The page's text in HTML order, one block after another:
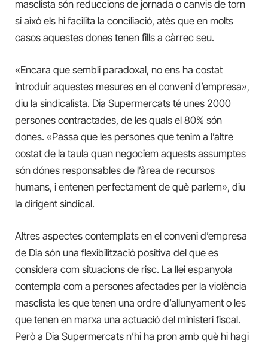
masclista són reduccions de jornada o canvis de torn
si això els hi facilita la conciliació, atès que en molts
casos aquestes dones tenen fills a càrrec seu.
«Encara que sembli paradoxal, no ens ha costat
introduir aquestes mesures en el conveni d’empresa»,
diu la sindicalista. Dia Supermercats té unes 2000
persones contractades, de les quals el 80% són
dones. «Passa que les persones que tenim a l’altre
costat de la taula quan negociem aquests assumptes
són dónes responsables de l’àrea de recursos
humans, i entenen perfectament de què parlem», diu
la dirigent sindical.
Altres aspectes contemplats en el conveni d’empresa
de Dia són una flexibilització positiva del que es
considera com situacions de risc. La llei espanyola
contempla com a persones afectades per la violència
masclista les que tenen una ordre d’allunyament o les
que tenen en marxa una actuació del ministeri fiscal.
Però a Dia Supermercats n’hi ha pron amb què hi hagi